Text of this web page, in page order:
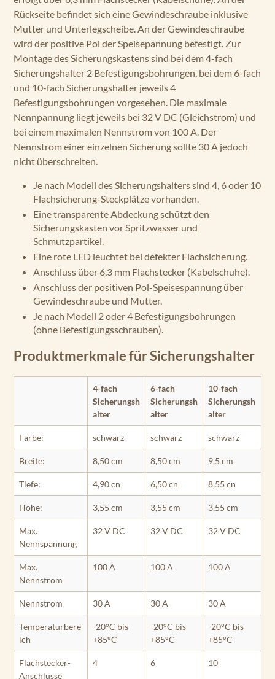
Rückseite befindet sich eine Gewindeschraube inklusive
Mutter und Unterlegscheibe. An der Gewindeschraube
wird der positive Pol der Speisepannung befestigt. Zur
Montage des Sicherungskastens sind bei dem 4-fach
Sicherungshalter 2 Befestigungsbohrungen, bei dem 6-fach
und 10-fach Sicherungshalter jeweils 4
Befestigungsbohrungen vorgesehen. Die maximale
Nennpannung liegt jeweils bei 32 V DC (Gleichstrom) und
bei einem maximalen Nennstrom von 100 A. Der
Nennstrom einer einzelnen Sicherung sollte 30 A jedoch
nicht überschreiten.
Je nach Modell des Sicherungshalters sind 4, 6 oder 10
Flachsicherung-Steckplätze vorhanden.
Eine transparente Abdeckung schützt den
Sicherungskasten vor Spritzwasser und
Schmutzpartikel.
Eine rote LED leuchtet bei defekter Flachsicherung.
Anschluss über 6,3 mm Flachstecker (Kabelschuhe).
Anschluss der positiven Pol-Speisespannung über
Gewindeschraube und Mutter.
Je nach Modell 2 oder 4 Befestigungsbohrungen
(ohne Befestigungsschrauben).
Produktmerkmale für Sicherungshalter
4-fach
Sicherungsh
alter
6-fach
Sicherungsh
alter
10-fach
Sicherungsh
alter
Farbe: schwarz schwarz schwarz
Breite: 8,50 cm 8,50 cm 9,5 cm
Tiefe: 4,90 cn 6,50 cn 8,55 cn
Höhe: 3,55 cm 3,55 cm 3,55 cm
Max.
Nennspannung
32 V DC 32 V DC 32 V DC
Max.
Nennstrom
100 A 100 A 100 A
Nennstrom 30 A 30 A 30 A
Temperaturbere
ich
-20°C bis
+85°C
-20°C bis
+85°C
-20°C bis
+85°C
Flachstecker-
Anschlüsse
4 6 10